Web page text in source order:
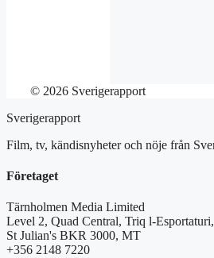
© 2026 Sverigerapport
Sverigerapport
Film, tv, kändisnyheter och nöje från
Företaget
Tärnholmen Media Limited
Level 2, Quad Central, Triq l-
St Julian's BKR 3000, MT
+356 2148 7220